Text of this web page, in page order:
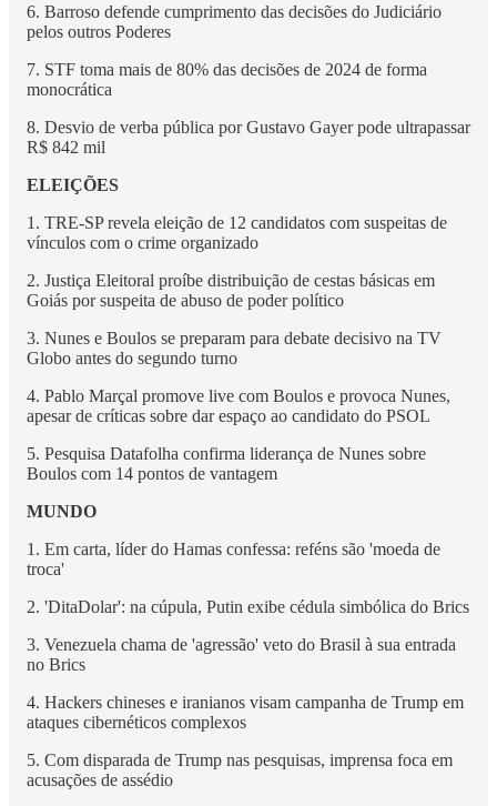
6. Barroso defende cumprimento das decisões do Judiciário
pelos outros Poderes
7. STF toma mais de 80% das decisões de 2024 de forma
monocrática
8. Desvio de verba pública por Gustavo Gayer pode ultrapassar
R$ 842 mil
ELEIÇÕES
1. TRE-SP revela eleição de 12 candidatos com suspeitas de
vínculos com o crime organizado
2. Justiça Eleitoral proíbe distribuição de cestas básicas em
Goiás por suspeita de abuso de poder político
3. Nunes e Boulos se preparam para debate decisivo na TV
Globo antes do segundo turno
4. Pablo Marçal promove live com Boulos e provoca Nunes,
apesar de críticas sobre dar espaço ao candidato do PSOL
5. Pesquisa Datafolha confirma liderança de Nunes sobre
Boulos com 14 pontos de vantagem
MUNDO
1. Em carta, líder do Hamas confessa: reféns são 'moeda de
troca'
2. 'DitaDolar': na cúpula, Putin exibe cédula simbólica do Brics
3. Venezuela chama de 'agressão' veto do Brasil à sua entrada
no Brics
4. Hackers chineses e iranianos visam campanha de Trump em
ataques cibernéticos complexos
5. Com disparada de Trump nas pesquisas, imprensa foca em
acusações de assédio